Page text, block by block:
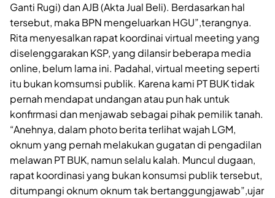
Ganti Rugi) dan AJB (Akta Jual Beli). Berdasarkan hal
tersebut, maka BPN mengeluarkan HGU”,terangnya.
Rita menyesalkan rapat koordinai virtual meeting yang
diselenggarakan KSP, yang dilansir beberapa media
online, belum lama ini. Padahal, virtual meeting seperti
itu bukan komsumsi publik. Karena kami PT BUK tidak
pernah mendapat undangan atau pun hak untuk
konfirmasi dan menjawab sebagai pihak pemilik tanah.
“Anehnya, dalam photo berita terlihat wajah LGM,
oknum yang pernah melakukan gugatan di pengadilan
melawan PT BUK, namun selalu kalah. Muncul dugaan,
rapat koordinasi yang bukan konsumsi publik tersebut,
ditumpangi oknum oknum tak bertanggungjawab”,ujar